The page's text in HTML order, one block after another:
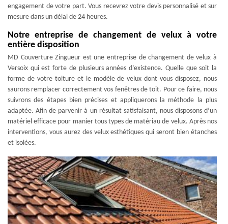
engagement de votre part. Vous recevrez votre devis personnalisé et sur
mesure dans un délai de 24 heures.
Notre entreprise de changement de velux à votre
entière disposition
MD Couverture Zingueur est une entreprise de changement de velux à
Versoix qui est forte de plusieurs années d’existence. Quelle que soit la
forme de votre toiture et le modèle de velux dont vous disposez, nous
saurons remplacer correctement vos fenêtres de toit. Pour ce faire, nous
suivrons des étapes bien précises et appliquerons la méthode la plus
adaptée. Afin de parvenir à un résultat satisfaisant, nous disposons d’un
matériel efficace pour manier tous types de matériau de velux. Après nos
interventions, vous aurez des velux esthétiques qui seront bien étanches
et isolées.